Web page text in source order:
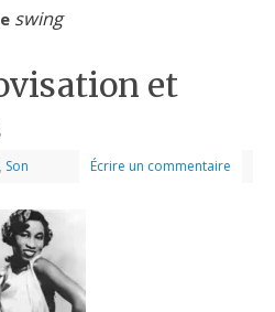
swing
et
, Son Écrire un commentaire